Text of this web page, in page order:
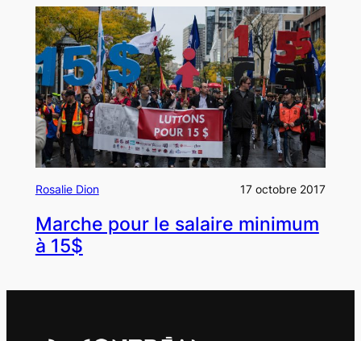
Rosalie Dion 17 octobre 2017
Marche pour le salaire minimum
à 15$